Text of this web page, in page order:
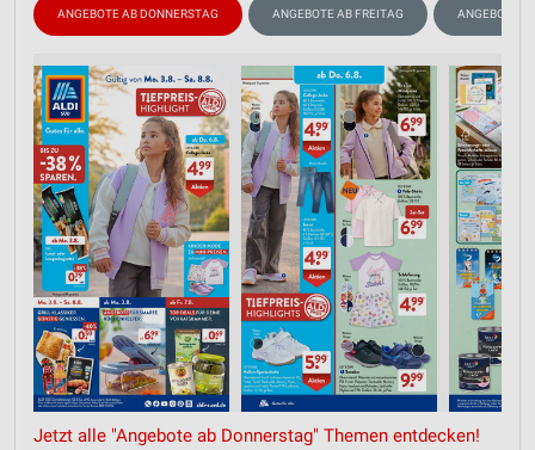
ANGEBOTE AB DONNERSTAG ANGEBOTE AB FREITAG ANGEBOTE
Jetzt alle "Angebote ab Donnerstag" Themen entdecken!